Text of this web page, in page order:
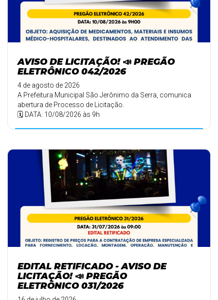
AVISO DE LICITAÇÃO! 📣 PREGÃO
ELETRÔNICO 042/2026
4 de agosto de 2026
A Prefeitura Municipal São Jerônimo da Serra, comunica
abertura de Processo de Licitação.
🗓️ DATA: 10/08/2026 às 9h
EDITAL RETIFICADO - AVISO DE
LICITAÇÃO! 📣 PREGÃO
ELETRÔNICO 031/2026